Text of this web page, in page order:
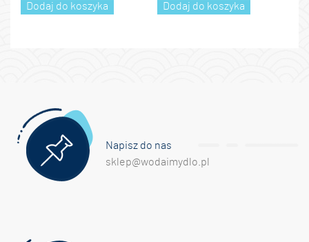
Dodaj do koszyka Dodaj do koszyka
Napisz do nas
sklep@wodaimydlo.pl